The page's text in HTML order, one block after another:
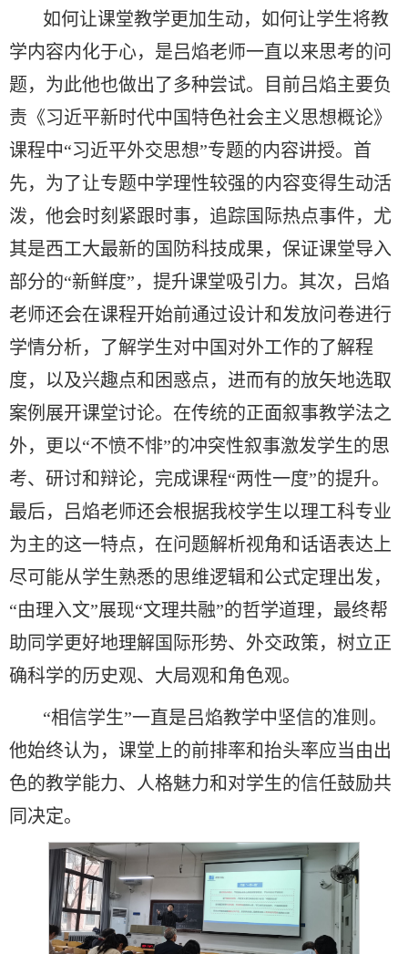
如何让课堂教学更加生动，如何让学生将教
学内容内化于心，是吕焰老师一直以来思考的问
题，为此他也做出了多种尝试。目前吕焰主要负
责《习近平新时代中国特色社会主义思想概论》
课程中“习近平外交思想”专题的内容讲授。首
先，为了让专题中学理性较强的内容变得生动活
泼，他会时刻紧跟时事，追踪国际热点事件，尤
其是西工大最新的国防科技成果，保证课堂导入
部分的“新鲜度”，提升课堂吸引力。其次，吕焰
老师还会在课程开始前通过设计和发放问卷进行
学情分析，了解学生对中国对外工作的了解程
度，以及兴趣点和困惑点，进而有的放矢地选取
案例展开课堂讨论。在传统的正面叙事教学法之
外，更以“不愤不悱”的冲突性叙事激发学生的思
考、研讨和辩论，完成课程“两性一度”的提升。
最后，吕焰老师还会根据我校学生以理工科专业
为主的这一特点，在问题解析视角和话语表达上
尽可能从学生熟悉的思维逻辑和公式定理出发，
“由理入文”展现“文理共融”的哲学道理，最终帮
助同学更好地理解国际形势、外交政策，树立正
确科学的历史观、大局观和角色观。
“相信学生”一直是吕焰教学中坚信的准则。
他始终认为，课堂上的前排率和抬头率应当由出
色的教学能力、人格魅力和对学生的信任鼓励共
同决定。